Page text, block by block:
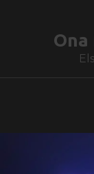
Ona